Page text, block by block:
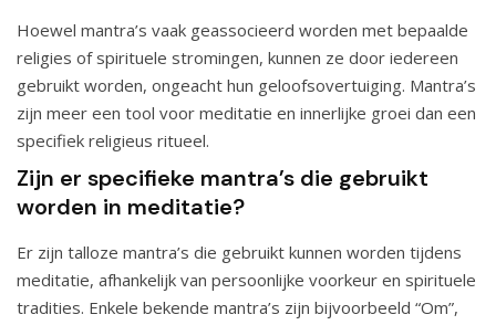
Hoewel mantra’s vaak geassocieerd worden met bepaalde
religies of spirituele stromingen, kunnen ze door iedereen
gebruikt worden, ongeacht hun geloofsovertuiging. Mantra’s
zijn meer een tool voor meditatie en innerlijke groei dan een
specifiek religieus ritueel.
Zijn er specifieke mantra’s die gebruikt
worden in meditatie?
Er zijn talloze mantra’s die gebruikt kunnen worden tijdens
meditatie, afhankelijk van persoonlijke voorkeur en spirituele
tradities. Enkele bekende mantra’s zijn bijvoorbeeld “Om”,